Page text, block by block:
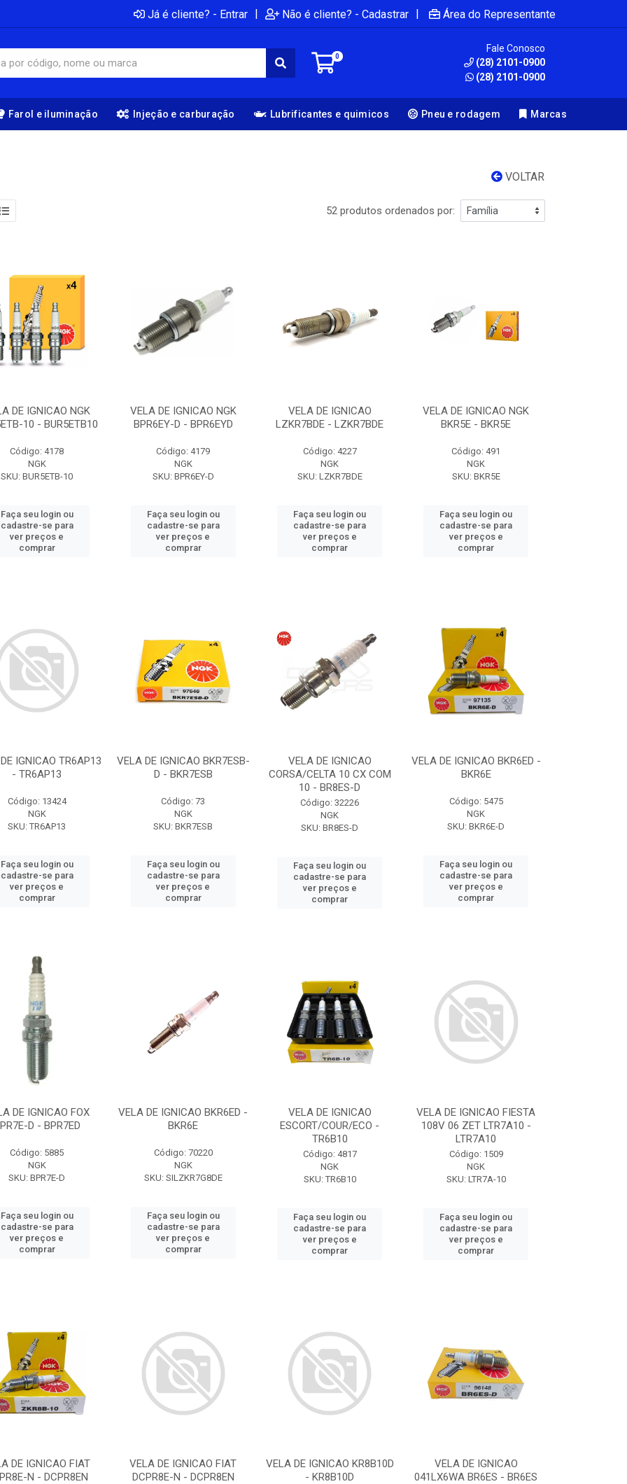
Já é cliente? - Entrar | Não é cliente? - Cadastrar | Área do Representante
0
Fale Conosco
(28) 2101-0900
(28) 2101-0900
Farol e iluminação Injeção e carburação Lubrificantes e quimicos Pneu e rodagem Marcas
VOLTAR
52 produtos ordenados por:
DE IGNICAO NGK
10 - BUR5ETB10
Código: 4178
NGK
SKU: BUR5ETB-10
Faça seu login ou
cadastre-se para
ver preços e
comprar
VELA DE IGNICAO NGK
BPR6EY-D - BPR6EYD
Código: 4179
NGK
SKU: BPR6EY-D
Faça seu login ou
cadastre-se para
ver preços e
comprar
VELA DE IGNICAO
LZKR7BDE - LZKR7BDE
Código: 4227
NGK
SKU: LZKR7BDE
Faça seu login ou
cadastre-se para
ver preços e
comprar
VELA DE IGNICAO NGK
BKR5E - BKR5E
Código: 491
NGK
SKU: BKR5E
Faça seu login ou
cadastre-se para
ver preços e
comprar
IGNICAO TR6AP13
- TR6AP13
Código: 13424
NGK
SKU: TR6AP13
Faça seu login ou
cadastre-se para
ver preços e
comprar
VELA DE IGNICAO BKR7ESB-
D - BKR7ESB
Código: 73
NGK
SKU: BKR7ESB
Faça seu login ou
cadastre-se para
ver preços e
comprar
VELA DE IGNICAO
CORSA/CELTA 10 CX COM
10 - BR8ES-D
Código: 32226
NGK
SKU: BR8ES-D
Faça seu login ou
cadastre-se para
ver preços e
comprar
VELA DE IGNICAO BKR6ED -
BKR6E
Código: 5475
NGK
SKU: BKR6E-D
Faça seu login ou
cadastre-se para
ver preços e
comprar
DE IGNICAO FOX
D - BPR7ED
Código: 5885
NGK
SKU: BPR7E-D
Faça seu login ou
cadastre-se para
ver preços e
comprar
VELA DE IGNICAO BKR6ED -
BKR6E
Código: 70220
NGK
SKU: SILZKR7G8DE
Faça seu login ou
cadastre-se para
ver preços e
comprar
VELA DE IGNICAO
ESCORT/COUR/ECO -
TR6B10
Código: 4817
NGK
SKU: TR6B10
Faça seu login ou
cadastre-se para
ver preços e
comprar
VELA DE IGNICAO FIESTA
108V 06 ZET LTR7A10 -
LTR7A10
Código: 1509
NGK
SKU: LTR7A-10
Faça seu login ou
cadastre-se para
ver preços e
comprar
DE IGNICAO FIAT
N - DCPR8EN
VELA DE IGNICAO FIAT
DCPR8E-N - DCPR8EN
VELA DE IGNICAO KR8B10D
- KR8B10D
VELA DE IGNICAO
041LX6WA BR6ES - BR6ES